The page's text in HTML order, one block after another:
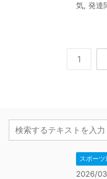
気, 発達
1
スポーツ
2026/